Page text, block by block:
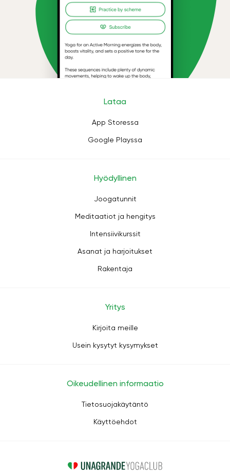
Lataa
App Storessa
Google Playssa
Hyödyllinen
Joogatunnit
Meditaatiot ja hengitys
Intensiivikurssit
Asanat ja harjoitukset
Rakentaja
Yritys
Kirjoita meille
Usein kysytyt kysymykset
Oikeudellinen informaatio
Tietosuojakäytäntö
Käyttöehdot